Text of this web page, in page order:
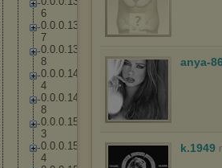
6
0.0.0.13
7
0.0.0.13
8
0.0.0.14
4
0.0.0.14
8
0.0.0.15
3
0.0.0.15
4
anya-
k.1949